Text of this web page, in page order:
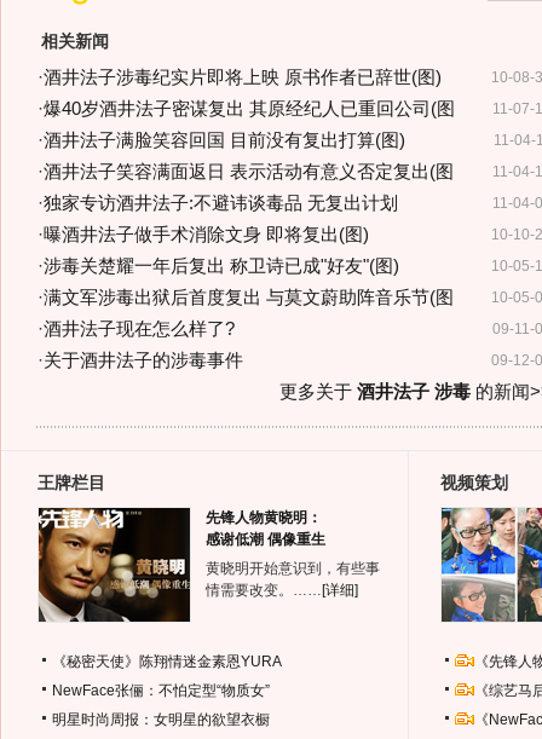
相关新闻
10-08-
·酒井法子涉毒纪实片即将上映 原书作者已辞世(图)
11-07-
·爆40岁酒井法子密谋复出 其原经纪人已重回公司(图
11-04-
·酒井法子满脸笑容回国 目前没有复出打算(图)
11-04-
·酒井法子笑容满面返日 表示活动有意义否定复出(图
11-04-
·独家专访酒井法子:不避讳谈毒品 无复出计划
10-10-
·曝酒井法子做手术消除文身 即将复出(图)
10-05-
·涉毒关楚耀一年后复出 称卫诗已成"好友"(图)
10-05-
·满文军涉毒出狱后首度复出 与莫文蔚助阵音乐节(图
09-11-
·酒井法子现在怎么样了?
09-12-
·关于酒井法子的涉毒事件
更多关于 酒井法子 涉毒的新闻
王牌栏目
先锋人物黄晓明：
感谢低潮 偶像重生
黄晓明开始意识到，有些事
情需要改变。…… [详细]
《秘密天使》陈翔情迷金素恩YURA
NewFace张俪：不怕定型“物质女”
明星时尚周报：女明星的欲望衣橱
视频策划
《先锋
《综艺
《